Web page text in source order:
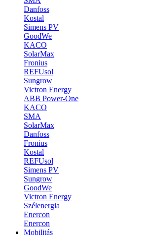
Danfoss
Kostal
Simens PV
GoodWe
KACO
SolarMax
Fronius
REFUsol
Sungrow
Victron Energy
ABB Power-One
KACO
SMA
SolarMax
Danfoss
Fronius
Kostal
REFUsol
Simens PV
Sungrow
GoodWe
Victron Energy
Szélenergia
Enercon
Enercon
Mobilitás